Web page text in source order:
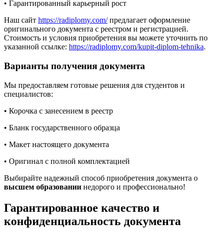
• Гарантированный карьерный рост
Наш сайт https://radiplomy.com/предлагает оформление
оригинального документа с реестром и регистрацией.
Стоимость и условия приобретения вы можете уточнить по
указанной ссылке: https://radiplomy.com/kupit-diplom-tehnika.
Варианты получения документа
Мы предоставляем готовые решения для студентов и
специалистов:
• Корочка с занесением в реестр
• Бланк государственного образца
• Макет настоящего документа
• Оригинал с полной комплектацией
Выбирайте надежный способ приобретения документа о
высшем образовании недорого и профессионально!
Гарантированное качество и
конфиденциальность документа